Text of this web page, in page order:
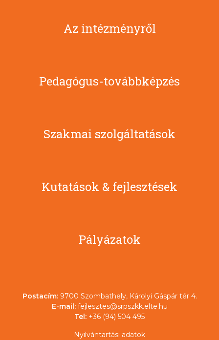
Az intézményről
Pedagógus-továbbképzés
Szakmai szolgáltatások
Kutatások & fejlesztések
Pályázatok
Postacím: 9700 Szombathely, Károlyi Gáspár tér 4.
E-mail: fejlesztes@srpszkk.elte.hu
Tel: +36 (94) 504 495
Nyilvántartási adatok